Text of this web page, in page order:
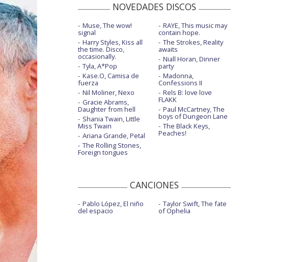
NOVEDADES DISCOS
Muse, The wow!
signal
Harry Styles, Kiss all
the time. Disco,
occasionally.
Tyla, A*Pop
Kase.O, Camisa de
fuerza
Nil Moliner, Nexo
Gracie Abrams,
Daughter from hell
Shania Twain, Little
Miss Twain
Ariana Grande, Petal
The Rolling Stones,
Foreign tongues
RAYE, This music may
contain hope.
The Strokes, Reality
awaits
Niall Horan, Dinner
party
Madonna,
Confessions II
Rels B: love love
FLAKK
Paul McCartney, The
boys of Dungeon Lane
The Black Keys,
Peaches!
CANCIONES
Pablo López, El niño
del espacio
Taylor Swift, The fate
of Ophelia